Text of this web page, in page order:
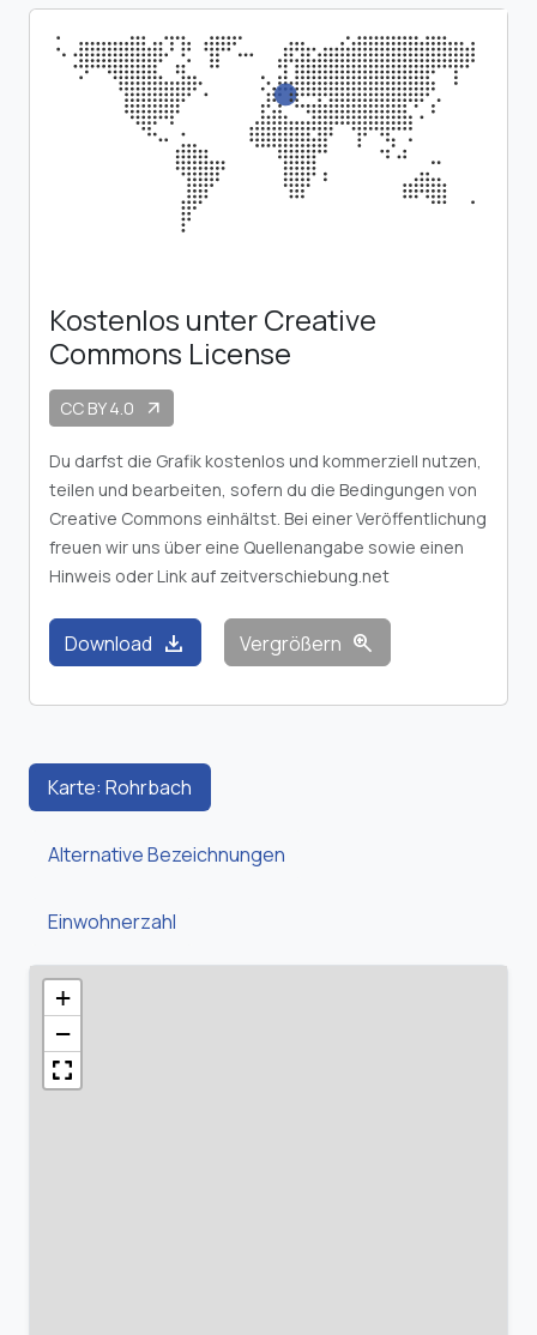
Kostenlos unter Creative
Commons License
CC BY 4.0 arrow_outward
Du darfst die Grafik kostenlos und kommerziell nutzen,
teilen und bearbeiten, sofern du die Bedingungen von
Creative Commons einhältst. Bei einer Veröffentlichung
freuen wir uns über eine Quellenangabe sowie einen
Hinweis oder Link auf zeitverschiebung.net
Download download Vergrößern zoom_in
Karte: Rohrbach
Alternative Bezeichnungen
Einwohnerzahl
+
−